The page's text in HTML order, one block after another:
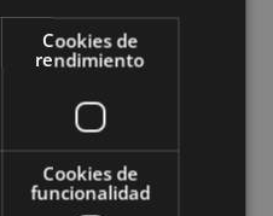
como
, debido a que los
tardan más tiempo en
Es importante
y después del
Cookies de
rendimiento
Cookies de
funcionalidad